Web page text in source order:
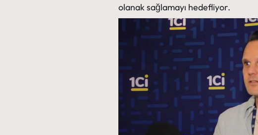
olanak sağlamayı hedefliyor.